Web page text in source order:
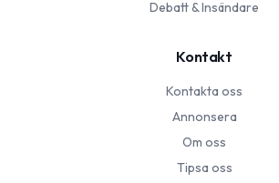
Debatt & Insändare
Kontakt
Kontakta oss
Annonsera
Om oss
Tipsa oss